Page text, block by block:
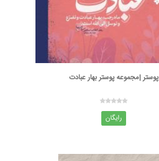
پوستر |مجموعه پوستر بهار عبادت
رایگان